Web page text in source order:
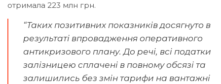
отримала 223 млн грн.
“Таких позитивних показників досягнуто в
результаті впровадження оперативного
антикризового плану. До речі, всі податки
залізницею сплачені в повному обсязі та
залишились без змін тарифи на вантажні